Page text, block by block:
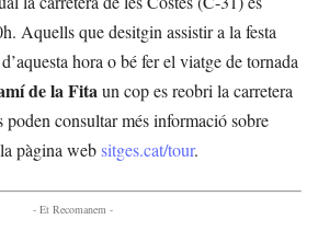
Aquells que desitgin assistir a la festa
hora o bé fer el viatge de tornada
de la Fitaun cop es reobri la carretera
poden consultar més informació sobre
pàgina websitges.cat/tour.
- Et Recomanem -